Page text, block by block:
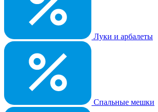
Луки и арбалеты
Спальные мешки